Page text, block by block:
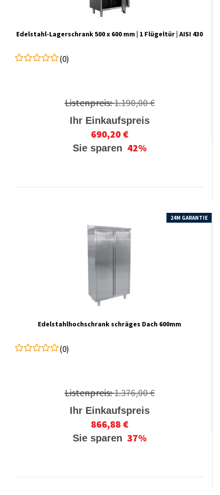
Edelstahl-Lagerschrank 500 x 600 mm | 1 Flügeltür | AISI 430
(0)
Listenpreis:1.190,00 €
Ihr Einkaufspreis
690,20 €
Sie sparen 42%
24M GARANTIE
Edelstahlhochschrank schräges Dach 600mm
(0)
Listenpreis:1.376,00 €
Ihr Einkaufspreis
866,88 €
Sie sparen 37%